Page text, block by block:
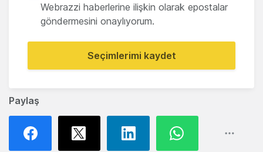
Paylaş
Webrazzi haberlerine ilişkin olarak epostalar
göndermesini onaylıyorum.
Seçimlerimi kaydet